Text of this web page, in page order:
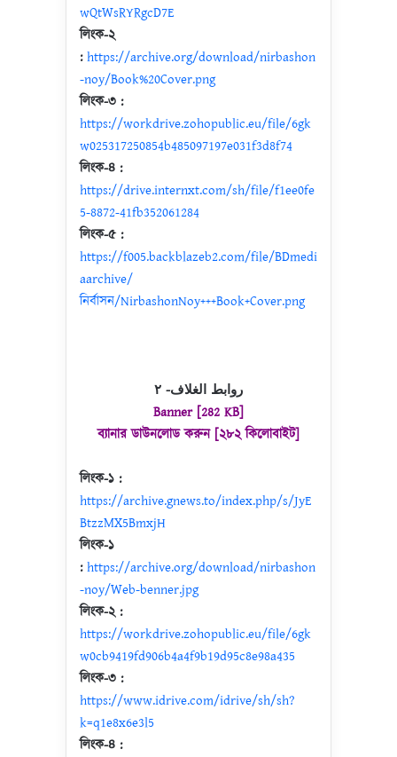
wQtWsRYRgcD7E
লিংক-২
: https://archive.org/download/nirbashon
-noy/Book%20Cover.png
লিংক-৩ :
https://workdrive.zohopublic.eu/file/6gk
w025317250854b485097197e031f3d8f74
লিংক-৪ :
https://drive.internxt.com/sh/file/f1ee0fe
5-8872-41fb352061284
লিংক-৫ :
https://f005.backblazeb2.com/file/BDmedi
aarchive/
নির্বাসন/NirbashonNoy+++Book+Cover.png
روابط الغلاف- ٢
Banner [282 KB]
ব্যানার ডাউনলোড করুন [২৮২ কিলোবাইট]
লিংক-১ :
https://archive.gnews.to/index.php/s/JyE
BtzzMX5BmxjH
লিংক-১
: https://archive.org/download/nirbashon
-noy/Web-benner.jpg
লিংক-২ :
https://workdrive.zohopublic.eu/file/6gk
w0cb9419fd906b4a4f9b19d95c8e98a435
লিংক-৩ :
https://www.idrive.com/idrive/sh/sh?
k=q1e8x6e3l5
লিংক-৪ :